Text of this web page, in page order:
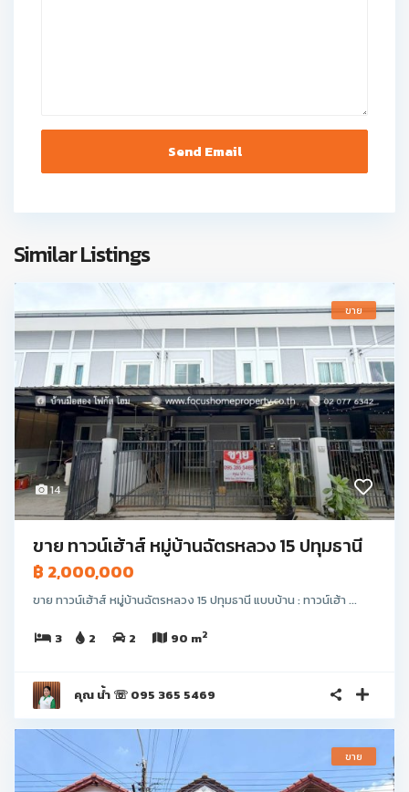
Similar Listings
14
ขาย
ขาย ทาวน์เฮ้าส์ หมู่บ้านฉัตรหลวง 15 ปทุมธานี
฿ 2,000,000
ขาย ทาวน์เฮ้าส์ หมู่บ้านฉัตรหลวง 15 ปทุมธานี แบบบ้าน : ทาวน์เฮ้า ...
3 2 2 90 m2
คุณ น้ำ ☏ 095 365 5469
ขาย